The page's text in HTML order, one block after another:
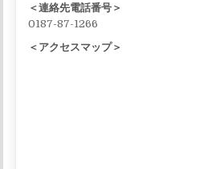
＜連絡先電話番号＞
0187-87-1266
＜アクセスマップ＞